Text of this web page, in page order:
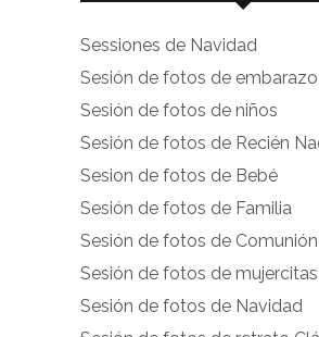
facebook.com
en
Facebook
instagram.com
en
Instagram
Sessiones de Navidad
Sesión de fotos de embarazo
Sesión de fotos de niños
Sesión de fotos de Recién
Sesion de fotos de Bebé
Sesión de fotos de Familia
Sesión de fotos de Comunión
Sesión de fotos de mujercitas
Sesión de fotos de Navidad